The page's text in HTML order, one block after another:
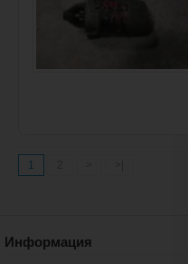
1
Информация